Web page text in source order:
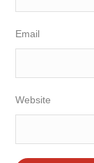
Email
Website